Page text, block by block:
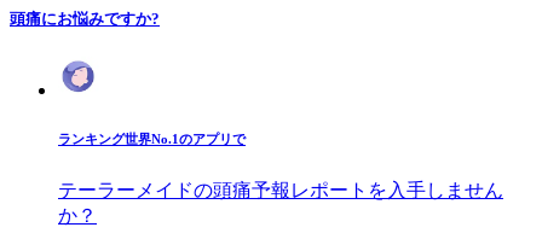
頭痛にお悩みですか?
ランキング世界No.1のアプリで
テーラーメイドの頭痛予報レポートを入手しません
か？